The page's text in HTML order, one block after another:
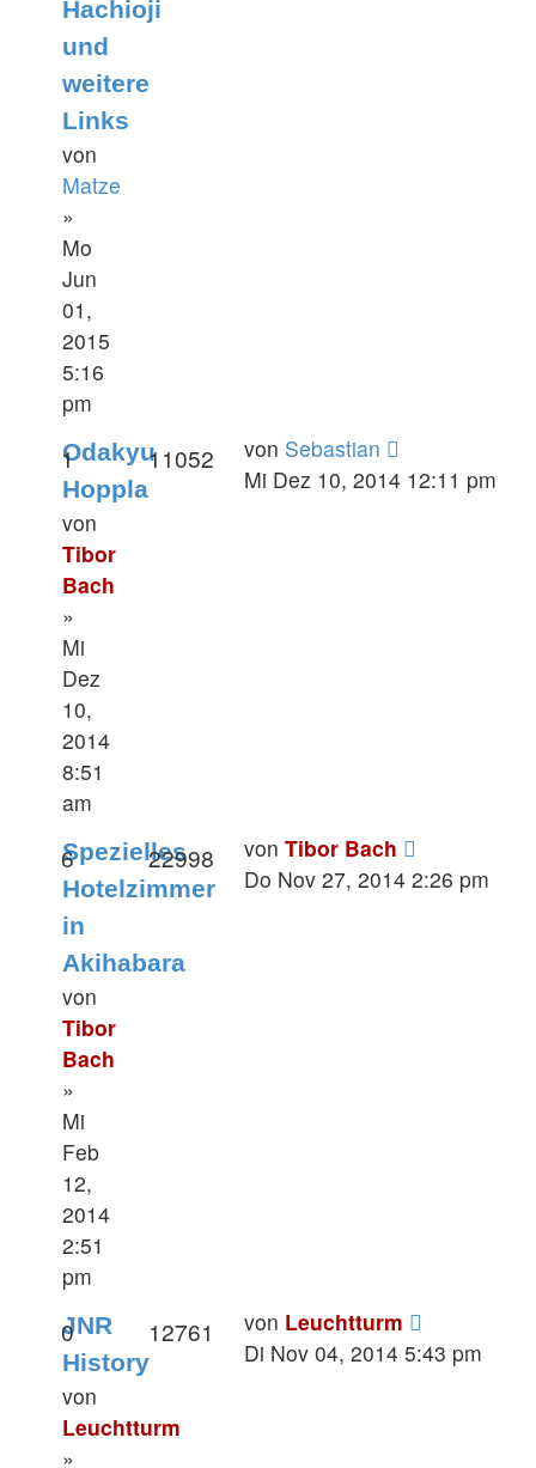
Hachioji
und
weitere
Links
von
Matze
»
Mo
Jun
01,
2015
5:16
pm
Odakyu
Hoppla
von
Tibor
Bach
»
Mi
Dez
10,
2014
8:51
am
1 11052 von Sebastian
Mi Dez 10, 2014 12:11 pm
Spezielles
Hotelzimmer
in
Akihabara
von
Tibor
Bach
»
Mi
Feb
12,
2014
2:51
pm
6 22998 von Tibor Bach
Do Nov 27, 2014 2:26 pm
JNR
History
von
Leuchtturm
»
0 12761 von Leuchtturm
Di Nov 04, 2014 5:43 pm